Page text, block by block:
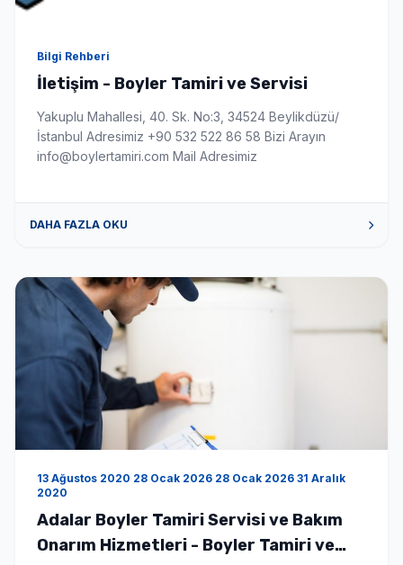
Bilgi Rehberi
İletişim - Boyler Tamiri ve Servisi
Yakuplu Mahallesi, 40. Sk. No:3, 34524 Beylikdüzü/
İstanbul Adresimiz +90 532 522 86 58 Bizi Arayın
info@boylertamiri.com Mail Adresimiz
DAHA FAZLA OKU
13 Ağustos 2020 28 Ocak 2026 28 Ocak 2026 31 Aralık
2020
Adalar Boyler Tamiri Servisi ve Bakım
Onarım Hizmetleri - Boyler Tamiri ve